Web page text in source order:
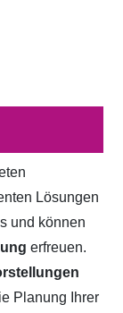
Lösungen
und können
erfreuen.
Planung Ihrer